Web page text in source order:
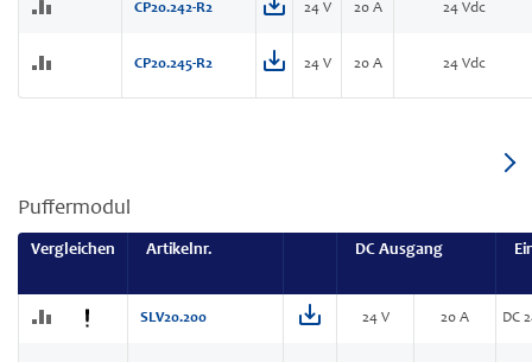
CP20.242-R2 24 V 20 A 24 Vdc
CP20.245-R2 24 V 20 A 24 Vdc
Puffermodul
Vergleichen Artikelnr. DC Ausgang
SLV20.200 24 V 20 A DC